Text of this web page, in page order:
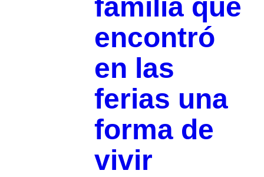
familia que
encontró
en las
ferias una
forma de
vivir